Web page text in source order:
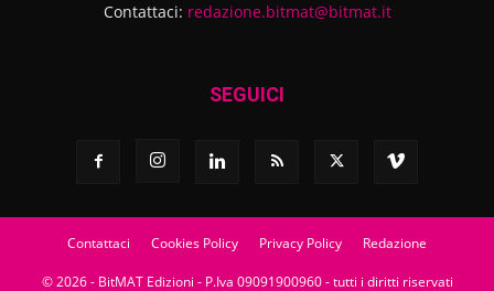
Contattaci: redazione.bitmat@bitmat.it
SEGUICI
Contattaci Cookies Policy Privacy Policy Redazione
© 2026 - BitMAT Edizioni - P.Iva 09091900960 - tutti i diritti riservati